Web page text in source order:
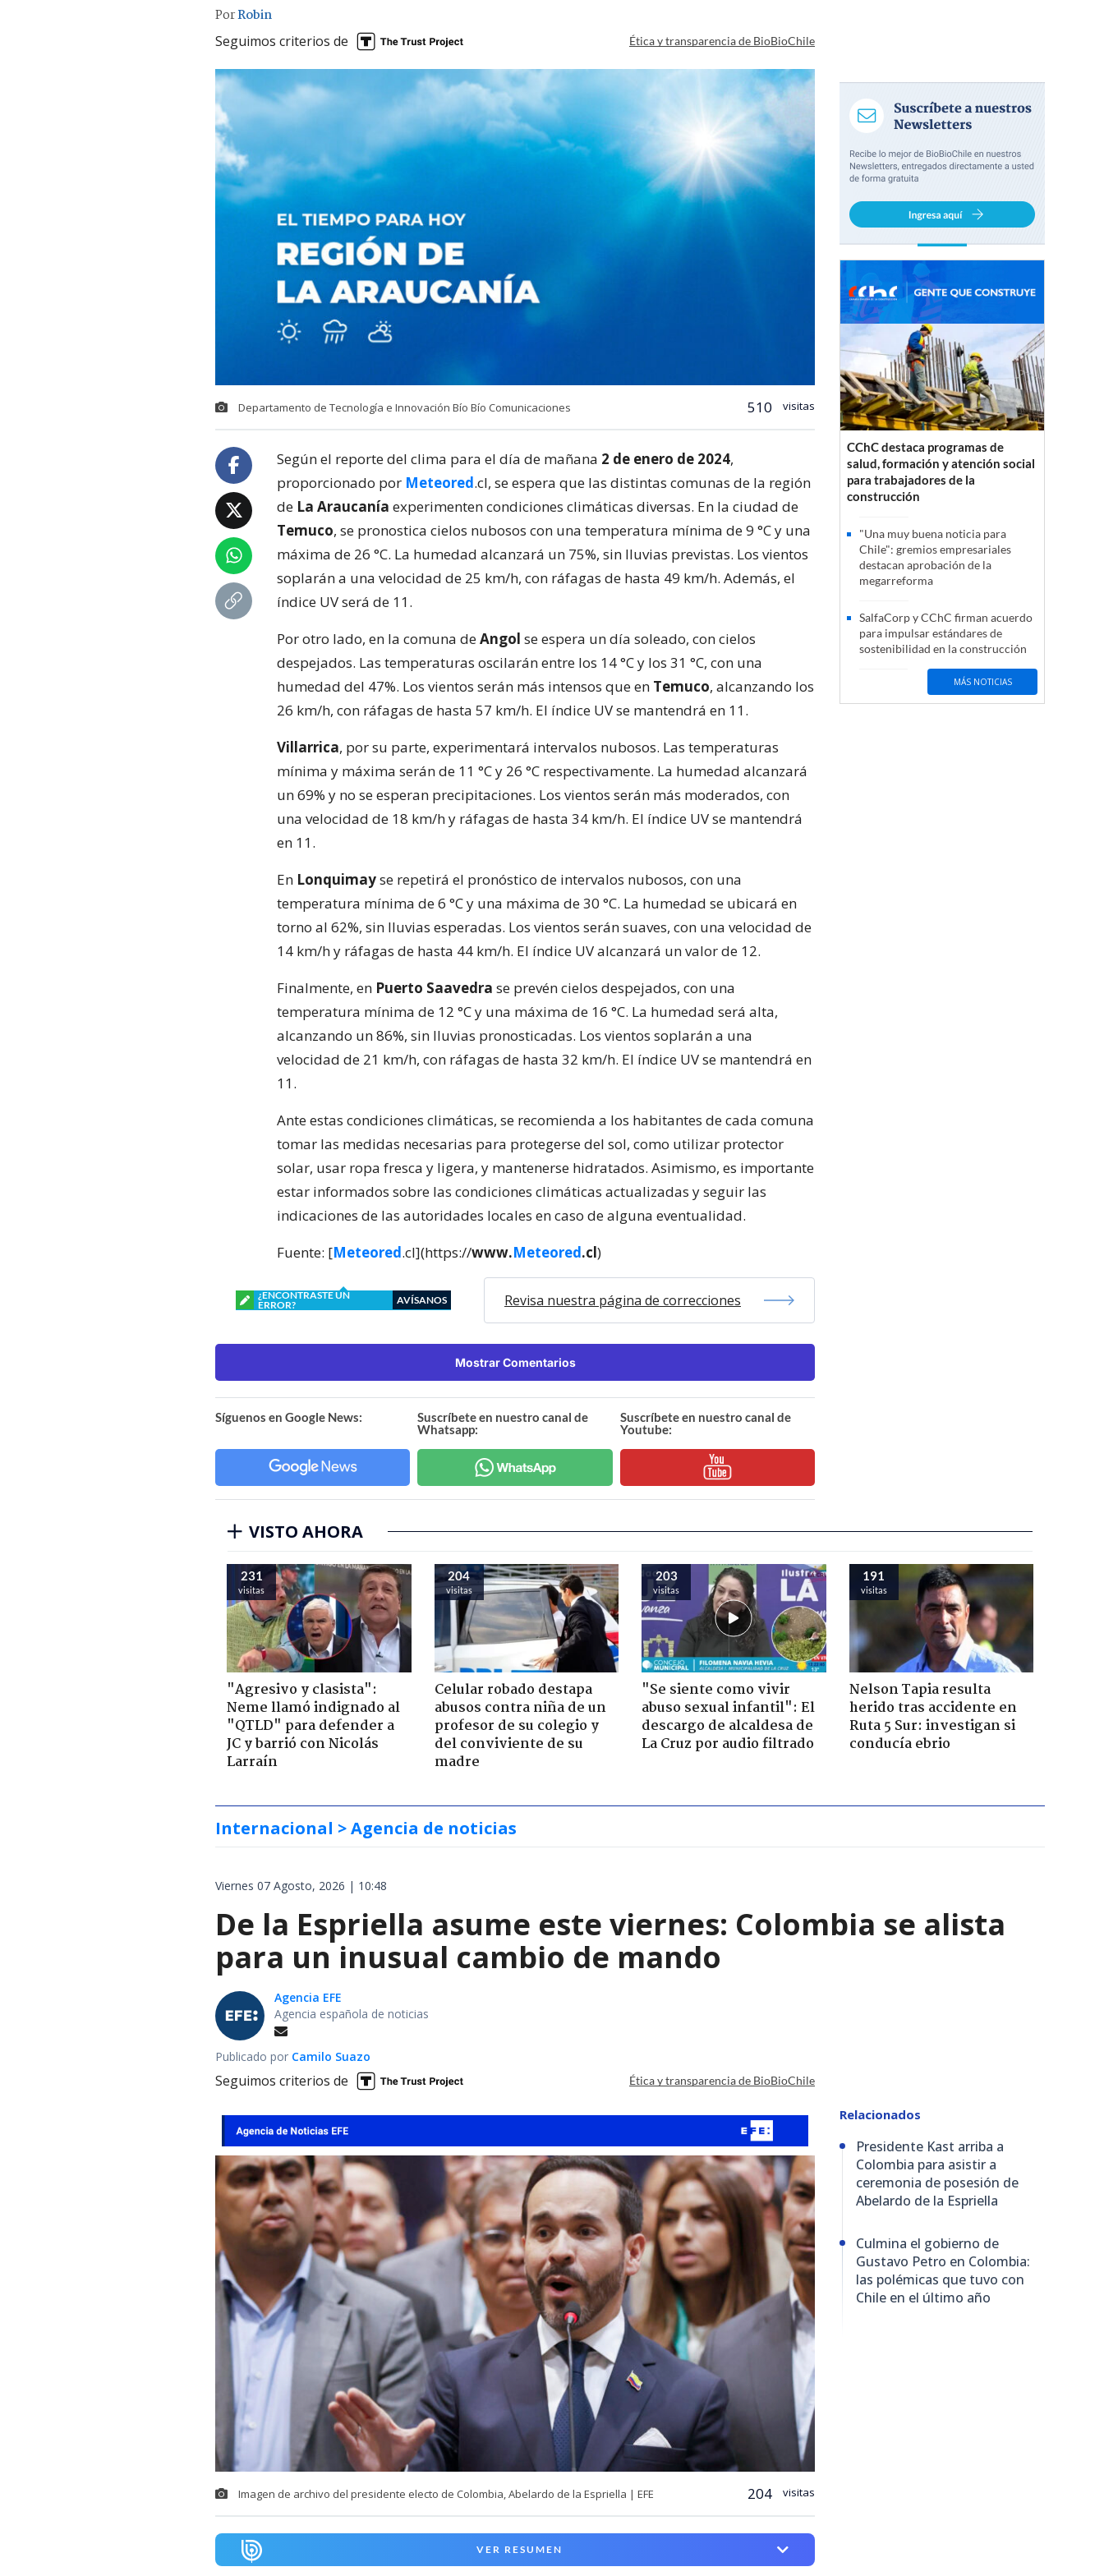
PorRobin
Seguimos criterios de Ética y transparencia de BioBioChile
Departamento de Tecnología e Innovación Bío Bío Comunicaciones 510 visitas
Según el reporte del clima para el día de mañana 2 de enero de 2024,
proporcionado por Meteored.cl, se espera que las distintas comunas de la región
de La Araucanía experimenten condiciones climáticas diversas. En la ciudad de
Temuco, se pronostica cielos nubosos con una temperatura mínima de 9 °C y una
máxima de 26 °C. La humedad alcanzará un 75%, sin lluvias previstas. Los vientos
soplarán a una velocidad de 25 km/h, con ráfagas de hasta 49 km/h. Además, el
índice UV será de 11.
Por otro lado, en la comuna deAngol se espera un día soleado, con cielos
despejados. Las temperaturas oscilarán entre los 14 °C y los 31 °C, con una
humedad del 47%. Los vientos serán más intensos que en Temuco, alcanzando los
26 km/h, con ráfagas de hasta 57 km/h. El índice UV se mantendrá en 11.
Villarrica, por su parte, experimentará intervalos nubosos. Las temperaturas
mínima y máxima serán de 11 °C y 26 °C respectivamente. La humedad alcanzará
un 69% y no se esperan precipitaciones. Los vientos serán más moderados, con
una velocidad de 18 km/h y ráfagas de hasta 34 km/h. El índice UV se mantendrá
en 11.
En Lonquimayse repetirá el pronóstico de intervalos nubosos, con una
temperatura mínima de 6 °C y una máxima de 30 °C. La humedad se ubicará en
torno al 62%, sin lluvias esperadas. Los vientos serán suaves, con una velocidad de
14 km/h y ráfagas de hasta 44 km/h. El índice UV alcanzará un valor de 12.
Finalmente, en Puerto Saavedra se prevén cielos despejados, con una
temperatura mínima de 12 °C y una máxima de 16 °C. La humedad será alta,
alcanzando un 86%, sin lluvias pronosticadas. Los vientos soplarán a una
velocidad de 21 km/h, con ráfagas de hasta 32 km/h. El índice UV se mantendrá en
11.
Ante estas condiciones climáticas, se recomienda a los habitantes de cada comuna
tomar las medidas necesarias para protegerse del sol, como utilizar protector
solar, usar ropa fresca y ligera, y mantenerse hidratados. Asimismo, es importante
estar informados sobre las condiciones climáticas actualizadas y seguir las
indicaciones de las autoridades locales en caso de alguna eventualidad.
Fuente: [Meteored.cl](https://www.Meteored.cl)
¿ENCONTRASTE UN
ERROR?
AVÍSANOS Revisa nuestra página de correcciones
Mostrar Comentarios
Síguenos en Google News:
Suscríbete en nuestro canal de
Whatsapp:
Suscríbete en nuestro canal de
Youtube:
CChC destaca programas de
salud, formación y atención social
para trabajadores de la
construcción
"Una muy buena noticia para
Chile": gremios empresariales
destacan aprobación de la
megarreforma
SalfaCorp y CChC firman acuerdo
para impulsar estándares de
sostenibilidad en la construcción
MÁS NOTICIAS
VISTO AHORA
231
visitas
"Agresivo y clasista":
Neme llamó indignado al
"QTLD" para defender a
JC y barrió con Nicolás
Larraín
204
visitas
Celular robado destapa
abusos contra niña de un
profesor de su colegio y
del conviviente de su
madre
203
visitas
"Se siente como vivir
abuso sexual infantil": El
descargo de alcaldesa de
La Cruz por audio filtrado
191
visitas
Nelson Tapia resulta
herido tras accidente en
Ruta 5 Sur: investigan si
conducía ebrio
Internacional > Agencia de noticias
Viernes 07 Agosto, 2026 | 10:48
De la Espriella asume este viernes: Colombia se alista
para un inusual cambio de mando
Agencia EFE
Agencia española de noticias
Publicado por Camilo Suazo
Seguimos criterios de Ética y transparencia de BioBioChile
Imagen de archivo del presidente electo de Colombia, Abelardo de la Espriella | EFE 204 visitas
VER RESUMEN
Relacionados
Presidente Kast arriba a
Colombia para asistir a
ceremonia de posesión de
Abelardo de la Espriella
Culmina el gobierno de
Gustavo Petro en Colombia:
las polémicas que tuvo con
Chile en el último año